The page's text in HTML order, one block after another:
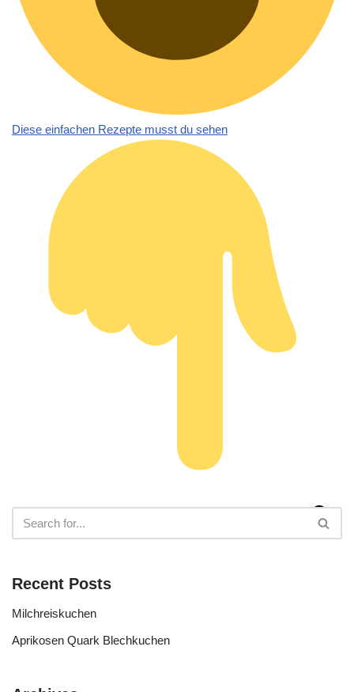
Diese einfachen Rezepte musst du sehen
Recent Posts
Milchreiskuchen
Aprikosen Quark Blechkuchen